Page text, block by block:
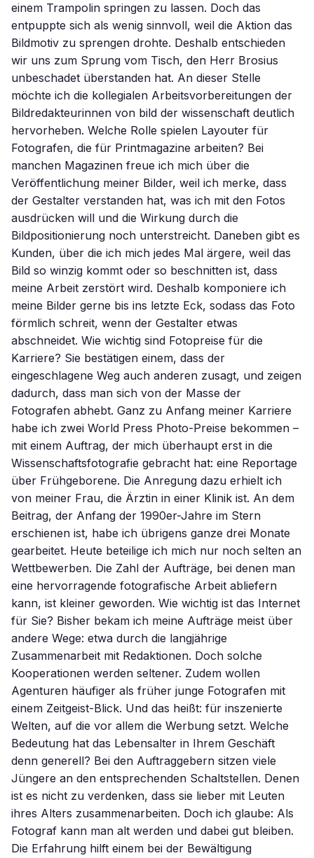
einem Trampolin springen zu lassen. Doch das
entpuppte sich als wenig sinnvoll, weil die Aktion das
Bildmotiv zu sprengen drohte. Deshalb entschieden
wir uns zum Sprung vom Tisch, den Herr Brosius
unbeschadet überstanden hat. An dieser Stelle
möchte ich die kollegialen Arbeitsvorbereitungen der
Bildredakteurinnen von bild der wissenschaft deutlich
hervorheben. Welche Rolle spielen Layouter für
Fotografen, die für Printmagazine arbeiten? Bei
manchen Magazinen freue ich mich über die
Veröffentlichung meiner Bilder, weil ich merke, dass
der Gestalter verstanden hat, was ich mit den Fotos
ausdrücken will und die Wirkung durch die
Bildpositionierung noch unterstreicht. Daneben gibt es
Kunden, über die ich mich jedes Mal ärgere, weil das
Bild so winzig kommt oder so beschnitten ist, dass
meine Arbeit zerstört wird. Deshalb komponiere ich
meine Bilder gerne bis ins letzte Eck, sodass das Foto
förmlich schreit, wenn der Gestalter etwas
abschneidet. Wie wichtig sind Fotopreise für die
Karriere? Sie bestätigen einem, dass der
eingeschlagene Weg auch anderen zusagt, und zeigen
dadurch, dass man sich von der Masse der
Fotografen abhebt. Ganz zu Anfang meiner Karriere
habe ich zwei World Press Photo-Preise bekommen –
mit einem Auftrag, der mich überhaupt erst in die
Wissenschaftsfotografie gebracht hat: eine Reportage
über Frühgeborene. Die Anregung dazu erhielt ich
von meiner Frau, die Ärztin in einer Klinik ist. An dem
Beitrag, der Anfang der 1990er-Jahre im Stern
erschienen ist, habe ich übrigens ganze drei Monate
gearbeitet. Heute beteilige ich mich nur noch selten an
Wettbewerben. Die Zahl der Aufträge, bei denen man
eine hervorragende fotografische Arbeit abliefern
kann, ist kleiner geworden. Wie wichtig ist das Internet
für Sie? Bisher bekam ich meine Aufträge meist über
andere Wege: etwa durch die langjährige
Zusammenarbeit mit Redaktionen. Doch solche
Kooperationen werden seltener. Zudem wollen
Agenturen häufiger als früher junge Fotografen mit
einem Zeitgeist-Blick. Und das heißt: für inszenierte
Welten, auf die vor allem die Werbung setzt. Welche
Bedeutung hat das Lebensalter in Ihrem Geschäft
denn generell? Bei den Auftraggebern sitzen viele
Jüngere an den entsprechenden Schaltstellen. Denen
ist es nicht zu verdenken, dass sie lieber mit Leuten
ihres Alters zusammenarbeiten. Doch ich glaube: Als
Fotograf kann man alt werden und dabei gut bleiben.
Die Erfahrung hilft einem bei der Bewältigung